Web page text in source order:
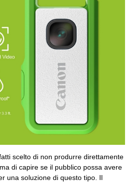
scelto di non produrre direttamente
ma di capire se il pubblico possa avere
una soluzione di questo tipo. Il